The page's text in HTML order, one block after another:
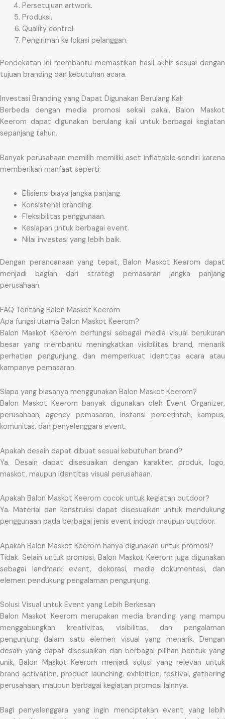
Persetujuan artwork.
Produksi.
Quality control.
Pengiriman ke lokasi pelanggan.
Pendekatan ini membantu memastikan hasil akhir sesuai dengan
tujuan branding dan kebutuhan acara.
Investasi Branding yang Dapat Digunakan Berulang Kali
Berbeda dengan media promosi sekali pakai, Balon Maskot
Keerom dapat digunakan berulang kali untuk berbagai kegiatan
sepanjang tahun.
Banyak perusahaan memilih memiliki aset inflatable sendiri karena
memberikan manfaat seperti:
Efisiensi biaya jangka panjang.
Konsistensi branding.
Fleksibilitas penggunaan.
Kesiapan untuk berbagai event.
Nilai investasi yang lebih baik.
Dengan perencanaan yang tepat, Balon Maskot Keerom dapat
menjadi bagian dari strategi pemasaran jangka panjang
perusahaan.
FAQ Tentang Balon Maskot Keerom
Apa fungsi utama Balon Maskot Keerom?
Balon Maskot Keerom berfungsi sebagai media visual berukuran
besar yang membantu meningkatkan visibilitas brand, menarik
perhatian pengunjung, dan memperkuat identitas acara atau
kampanye pemasaran.
Siapa yang biasanya menggunakan Balon Maskot Keerom?
Balon Maskot Keerom banyak digunakan oleh Event Organizer,
perusahaan, agency pemasaran, instansi pemerintah, kampus,
komunitas, dan penyelenggara event.
Apakah desain dapat dibuat sesuai kebutuhan brand?
Ya. Desain dapat disesuaikan dengan karakter, produk, logo,
maskot, maupun identitas visual perusahaan.
Apakah Balon Maskot Keerom cocok untuk kegiatan outdoor?
Ya. Material dan konstruksi dapat disesuaikan untuk mendukung
penggunaan pada berbagai jenis event indoor maupun outdoor.
Apakah Balon Maskot Keerom hanya digunakan untuk promosi?
Tidak. Selain untuk promosi, Balon Maskot Keerom juga digunakan
sebagai landmark event, dekorasi, media dokumentasi, dan
elemen pendukung pengalaman pengunjung.
Solusi Visual untuk Event yang Lebih Berkesan
Balon Maskot Keerom merupakan media branding yang mampu
menggabungkan kreativitas, visibilitas, dan pengalaman
pengunjung dalam satu elemen visual yang menarik. Dengan
desain yang dapat disesuaikan dan berbagai pilihan bentuk yang
unik, Balon Maskot Keerom menjadi solusi yang relevan untuk
brand activation, product launching, exhibition, festival, gathering
perusahaan, maupun berbagai kegiatan promosi lainnya.
Bagi penyelenggara yang ingin menciptakan event yang lebih